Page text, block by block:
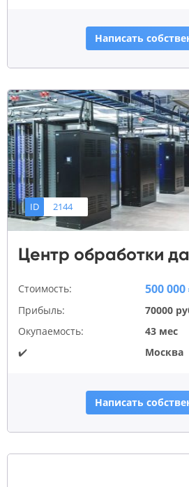
Написать
ID 2144
Центр обработки
Стоимость: 500 000
Прибыль:
70000
Окупаемость:
43 мес
✔️
Москва
Написать